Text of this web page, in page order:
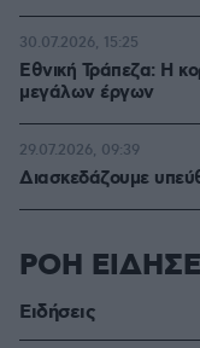
Εθνική Τράπεζα: Η
μεγάλων έργων
30.07.2026, 15:25
Διασκεδάζουμε
29.07.2026, 09:39
ΡΟΗ
Ειδήσεις